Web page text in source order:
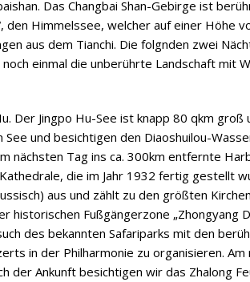
Das Changbai Shan-Gebirge ist
den Himmelssee, welcher auf einer Höhe
aus dem Tianchi. Die folgnden zwei
einmal die unberührte Landschaft mit
Der Jingpo Hu-See ist knapp 80 qkm
und besichtigen den Diaoshuilou-
nächsten Tag ins ca. 300km entfernte
die im Jahr 1932 fertig gestellt
aus und zählt zu den größten
historischen Fußgängerzone „Zhongyang
des bekannten Safariparks mit den
in der Philharmonie zu organisieren.
der Ankunft besichtigen wir das Zhalong